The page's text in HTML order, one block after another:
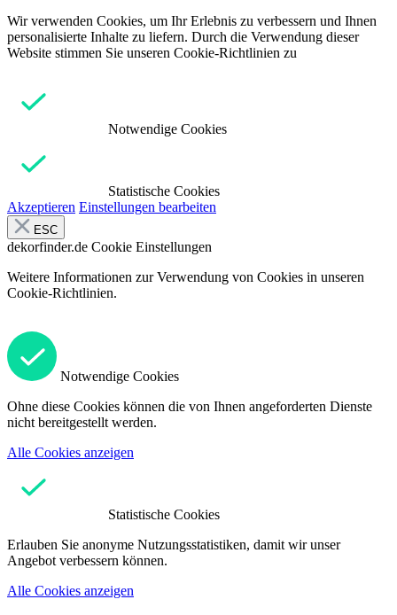
Wir verwenden Cookies, um Ihr Erlebnis zu verbessern und Ihnen
personalisierte Inhalte zu liefern. Durch die Verwendung dieser
Website stimmen Sie unseren Cookie-Richtlinien zu
Notwendige Cookies
Statistische Cookies
Akzeptieren Einstellungen bearbeiten
ESC
dekorfinder.de Cookie Einstellungen
Weitere Informationen zur Verwendung von Cookies in unseren
Cookie-Richtlinien.
Notwendige Cookies
Ohne diese Cookies können die von Ihnen angeforderten Dienste
nicht bereitgestellt werden.
Alle Cookies anzeigen
Statistische Cookies
Erlauben Sie anonyme Nutzungsstatistiken, damit wir unser
Angebot verbessern können.
Alle Cookies anzeigen